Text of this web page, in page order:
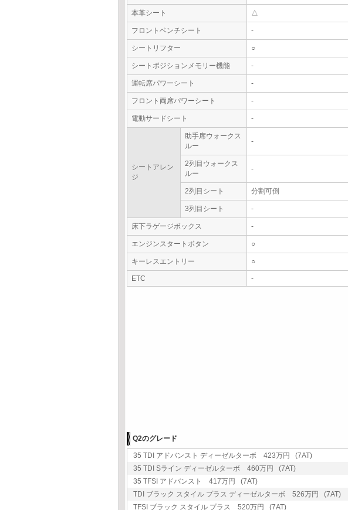
本革シート △
フロントベンチシート -
シートリフター ○
シートポジションメモリー機能 -
運転席パワーシート -
フロント両席パワーシート -
電動サードシート -
シートアレン
ジ
助手席ウォークス
ルー
-
2列目ウォークス
ルー
-
2列目シート 分割可倒
3列目シート -
床下ラゲージボックス -
エンジンスタートボタン ○
キーレスエントリー ○
ETC -
Q2のグレード
35 TDI アドバンスト ディーゼルターボ 423万円 (7AT)
35 TDI Sライン ディーゼルターボ 460万円 (7AT)
35 TFSI アドバンスト 417万円 (7AT)
TDI ブラック スタイル プラス ディーゼルターボ 526万円 (7AT)
TFSI ブラック スタイル プラス 520万円 (7AT)